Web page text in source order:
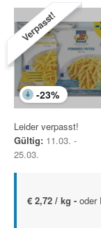
Verpasst!
-23%
Leider verpasst!
Gültig: 11.03. -
25.03.
€ 2,72 / kg - oder